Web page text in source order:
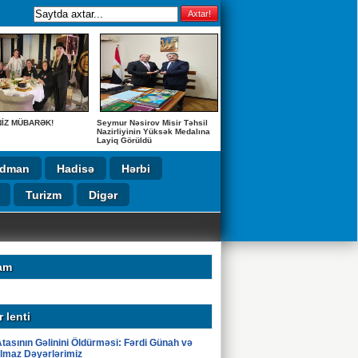
MÜBARƏK!
Seymur Nəsirov Misir Təhsil
Nazirliyinin Yüksək Medalına
Layiq Görüldü
Hadisə Hərbi
Turizm Digər
lenti
Gəlinini Öldürməsi: Fərdi Günah və
Dəyərlərimiz